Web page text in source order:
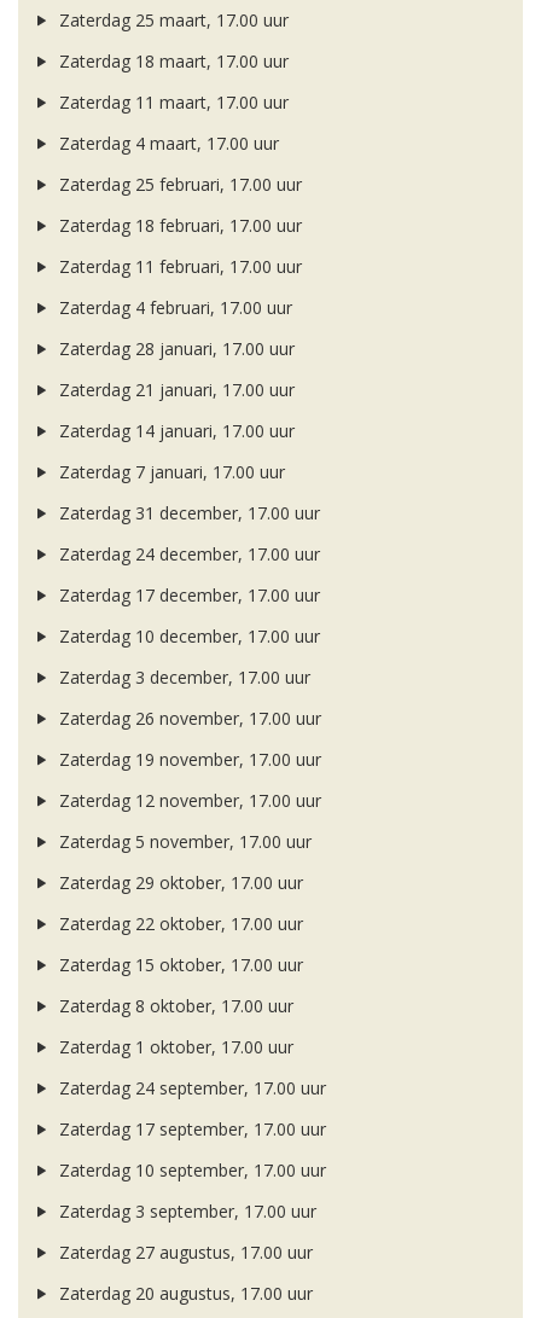
Zaterdag 25 maart, 17.00 uur
Zaterdag 18 maart, 17.00 uur
Zaterdag 11 maart, 17.00 uur
Zaterdag 4 maart, 17.00 uur
Zaterdag 25 februari, 17.00 uur
Zaterdag 18 februari, 17.00 uur
Zaterdag 11 februari, 17.00 uur
Zaterdag 4 februari, 17.00 uur
Zaterdag 28 januari, 17.00 uur
Zaterdag 21 januari, 17.00 uur
Zaterdag 14 januari, 17.00 uur
Zaterdag 7 januari, 17.00 uur
Zaterdag 31 december, 17.00 uur
Zaterdag 24 december, 17.00 uur
Zaterdag 17 december, 17.00 uur
Zaterdag 10 december, 17.00 uur
Zaterdag 3 december, 17.00 uur
Zaterdag 26 november, 17.00 uur
Zaterdag 19 november, 17.00 uur
Zaterdag 12 november, 17.00 uur
Zaterdag 5 november, 17.00 uur
Zaterdag 29 oktober, 17.00 uur
Zaterdag 22 oktober, 17.00 uur
Zaterdag 15 oktober, 17.00 uur
Zaterdag 8 oktober, 17.00 uur
Zaterdag 1 oktober, 17.00 uur
Zaterdag 24 september, 17.00 uur
Zaterdag 17 september, 17.00 uur
Zaterdag 10 september, 17.00 uur
Zaterdag 3 september, 17.00 uur
Zaterdag 27 augustus, 17.00 uur
Zaterdag 20 augustus, 17.00 uur